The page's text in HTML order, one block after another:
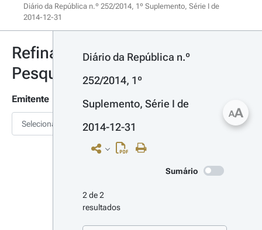
Diário da República n.º 252/2014, 1º Suplemento, Série I de
2014-12-31
Refinar
Pesquisa
Emitente
Selecionar
Diário da República n.º
252/2014, 1º
Suplemento, Série I de
2014-12-31
Sumário
2 de 2
resultados
AA